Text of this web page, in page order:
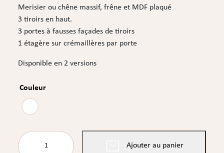
Merisier ou chêne massif, frêne et MDF plaqué
3 tiroirs en haut.
3 portes à fausses façades de tiroirs
1 étagère sur crémaillères par porte
Disponible en 2 versions
Couleur
quantité
de
Ajouter au panier